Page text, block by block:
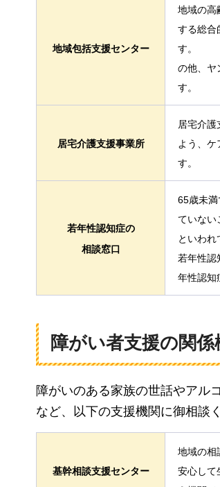
地域包括支援センター
地域の高
する総合
す。
の他、ヤ
す。
居宅介護支援事業所
居宅介護
よう、ケ
す。
若年性認知症の
相談窓口
65歳未
ていない
といわれ
若年性認
年性認知
障がい者支援の関係
障がいのある家族の世話やアル
など、以下の支援機関に御相談
基幹相談支援センター
地域の相
安心して